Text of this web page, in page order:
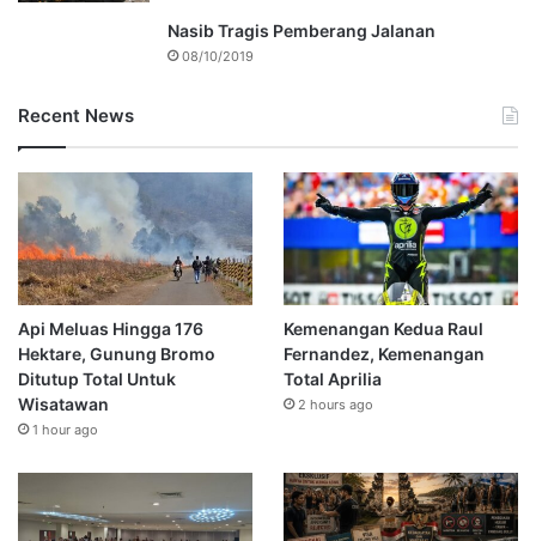
Nasib Tragis Pemberang Jalanan
08/10/2019
Recent News
Api Meluas Hingga 176
Hektare, Gunung Bromo
Ditutup Total Untuk
Wisatawan
1 hour ago
Kemenangan Kedua Raul
Fernandez, Kemenangan
Total Aprilia
2 hours ago